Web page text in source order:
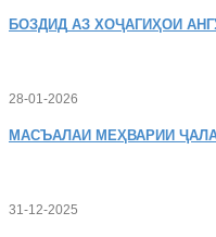
БОЗДИД АЗ ХОҶАГИҲОИ
28-01-2026
МАСЪАЛАИ МЕҲВАРИИ
31-12-2025